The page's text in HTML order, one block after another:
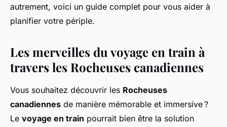
autrement, voici un guide complet pour vous aider à
planifier votre périple.
Les merveilles du voyage en train à
travers les Rocheuses canadiennes
Vous souhaitez découvrir les Rocheuses
canadiennes de manière mémorable et immersive ?
Le voyage en train pourrait bien être la solution